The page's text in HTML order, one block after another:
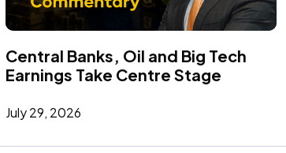
Central Banks, Oil and Big Tech
Earnings Take Centre Stage
July 29, 2026